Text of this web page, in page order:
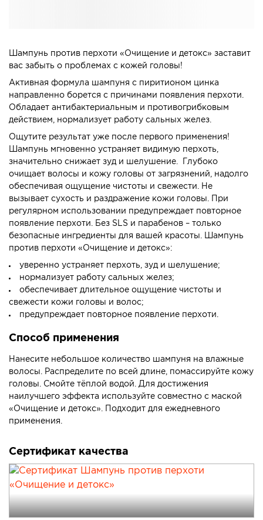
Шампунь против перхоти «Очищение и детокс» заставит
вас забыть о проблемах с кожей головы!
Активная формула шампуня с пиритионом цинка
направленно борется с причинами появления перхоти.
Обладает антибактериальным и противогрибковым
действием, нормализует работу сальных желез.
Ощутите результат уже после первого применения!
Шампунь мгновенно устраняет видимую перхоть,
значительно снижает зуд и шелушение. Глубоко
очищает волосы и кожу головы от загрязнений, надолго
обеспечивая ощущение чистоты и свежести. Не
вызывает сухость и раздражение кожи головы. При
регулярном использовании предупреждает повторное
появление перхоти. Без SLS и парабенов – только
безопасные ингредиенты для вашей красоты. Шампунь
против перхоти «Очищение и детокс»:
уверенно устраняет перхоть, зуд и шелушение;
нормализует работу сальных желез;
обеспечивает длительное ощущение чистоты и
свежести кожи головы и волос;
предупреждает повторное появление перхоти.
Способ применения
Нанесите небольшое количество шампуня на влажные
волосы. Распределите по всей длине, помассируйте кожу
головы. Смойте тёплой водой. Для достижения
наилучшего эффекта используйте совместно с маской
«Очищение и детокс». Подходит для ежедневного
применения.
Сертификат качества